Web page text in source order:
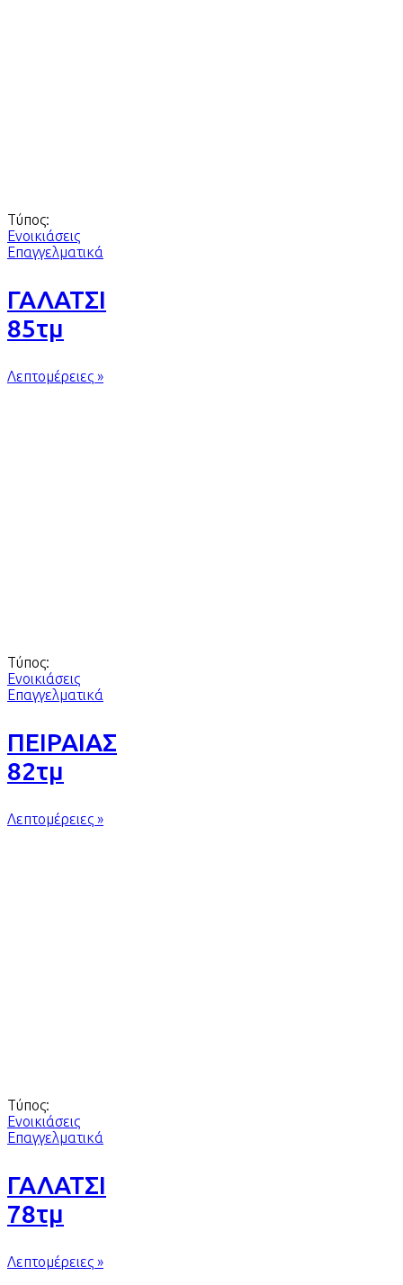
Τύπος:
Ενοικιάσεις
Επαγγελματικά
ΓΑΛΑΤΣΙ
85τμ
Λεπτομέρειες »
Τύπος:
Ενοικιάσεις
Επαγγελματικά
ΠΕΙΡΑΙΑΣ
82τμ
Λεπτομέρειες »
Τύπος:
Ενοικιάσεις
Επαγγελματικά
ΓΑΛΑΤΣΙ
78τμ
Λεπτομέρειες »